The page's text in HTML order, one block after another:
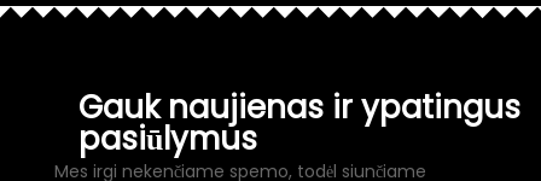
Gauk naujienas ir ypatingus
pasiūlymus
Mes irgi nekenčiame spemo, todėl siunčiame